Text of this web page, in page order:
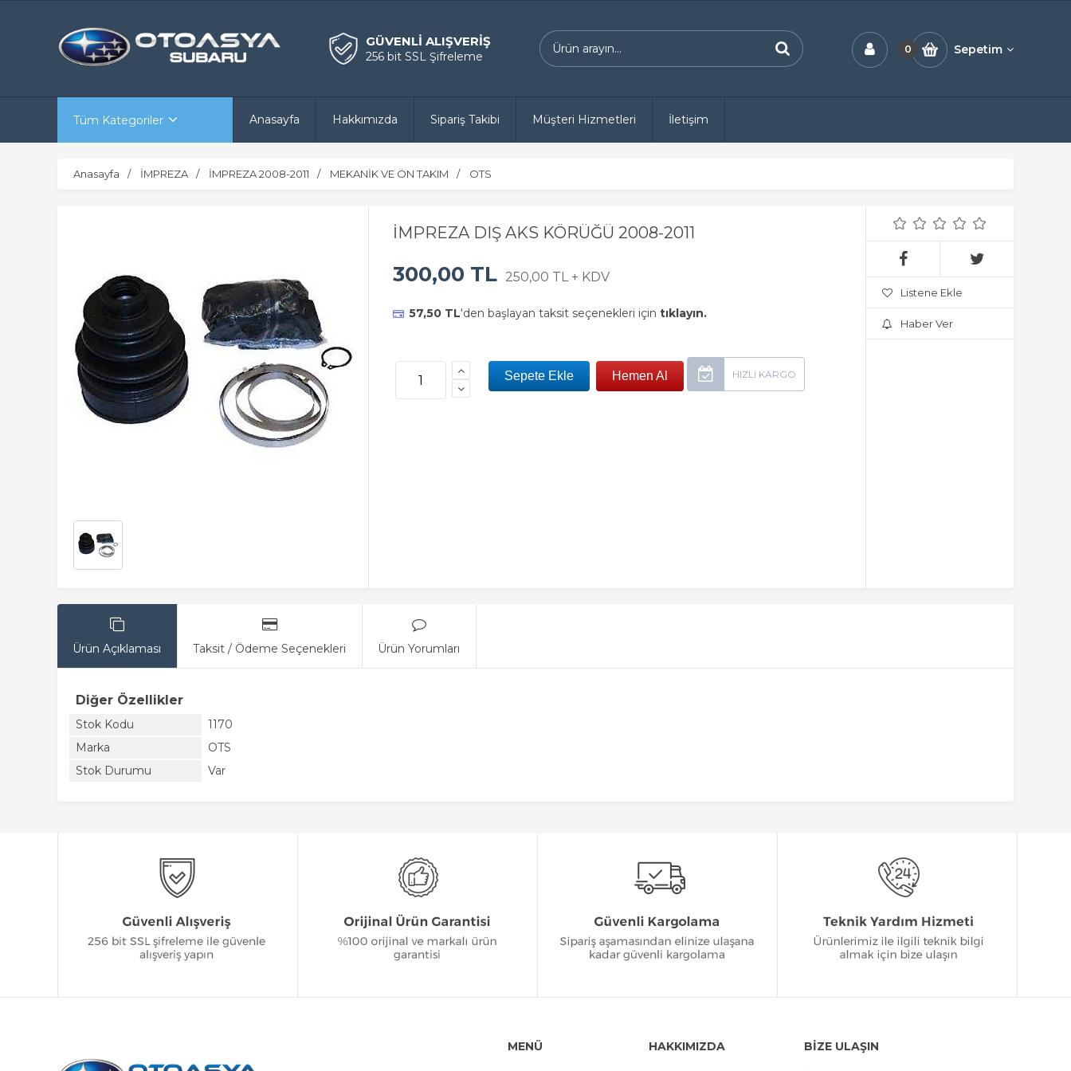
GÜVENLİ ALIŞVERİŞ
256 bit SSL Şifreleme
0 Sepetim
Tüm Kategoriler Anasayfa Hakkımızda Sipariş Takibi Müşteri Hizmetleri İletişim
Anasayfa İMPREZA İMPREZA 2008-2011 MEKANİK VE ÖN TAKIM OTS
İMPREZA DIŞ AKS KÖRÜĞÜ 2008-2011
300,00 TL 250,00 TL + KDV
57,50 TL'den başlayan taksit seçenekleri için tıklayın.
Listene Ekle
Haber Ver
Ürün Açıklaması Taksit / Ödeme Seçenekleri Ürün Yorumları
Diğer Özellikler
Stok Kodu
1170
Marka
OTS
Stok Durumu
Var
MENÜ HAKKIMIZDA BİZE ULAŞIN